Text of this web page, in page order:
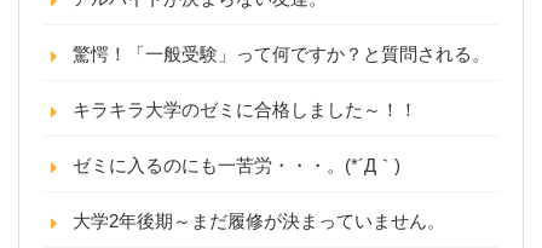
驚愕！「一般受験」って何ですか？と質問される。
キラキラ大学のゼミに合格しました～！！
ゼミに入るのにも一苦労・・・。(*´Д｀)
大学2年後期～まだ履修が決まっていません。